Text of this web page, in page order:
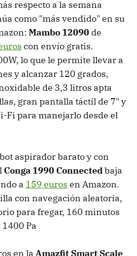
respecto a la semana
como "más vendido" en su
Mambo 12090 de
con envío gratis.
lo que le permite llevar a
y alcanzar 120 grados,
de 3,3 litros apta
gran pantalla táctil de 7" y
Fi para manejarlo desde el
aspirador barato y con
Conga 1990 Connectedbaja
a 159 euros en Amazon.
con navegación aleatoria,
para fregar, 160 minutos
Pa
en la Amazfit Smart Scale